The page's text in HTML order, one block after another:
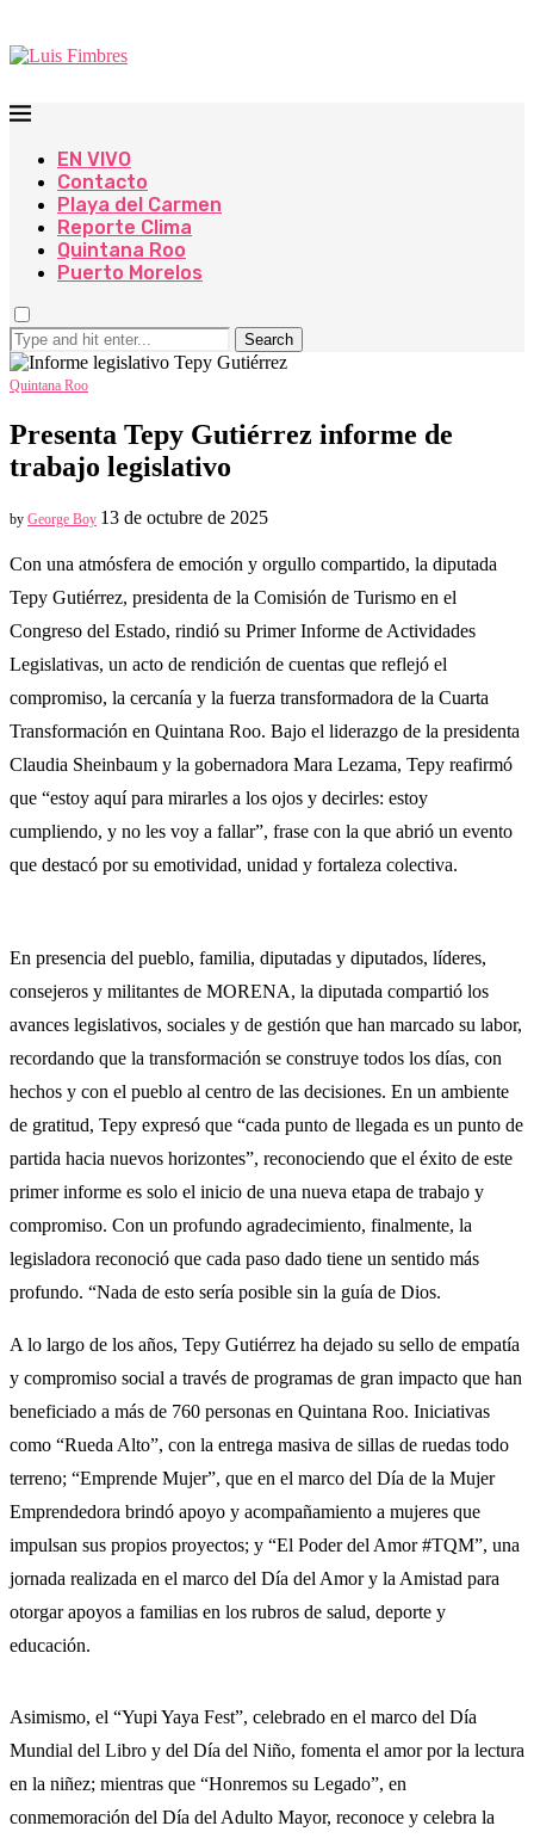
EN VIVO
Contacto
Playa del Carmen
Reporte Clima
Quintana Roo
Puerto Morelos
Search
Quintana Roo
Presenta Tepy Gutiérrez informe de
trabajo legislativo
by George Boy 13 de octubre de 2025
Con una atmósfera de emoción y orgullo compartido, la diputada
Tepy Gutiérrez, presidenta de la Comisión de Turismo en el
Congreso del Estado, rindió su Primer Informe de Actividades
Legislativas, un acto de rendición de cuentas que reflejó el
compromiso, la cercanía y la fuerza transformadora de la Cuarta
Transformación en Quintana Roo. Bajo el liderazgo de la presidenta
Claudia Sheinbaum y la gobernadora Mara Lezama, Tepy reafirmó
que “estoy aquí para mirarles a los ojos y decirles: estoy
cumpliendo, y no les voy a fallar”, frase con la que abrió un evento
que destacó por su emotividad, unidad y fortaleza colectiva.
En presencia del pueblo, familia, diputadas y diputados, líderes,
consejeros y militantes de MORENA, la diputada compartió los
avances legislativos, sociales y de gestión que han marcado su labor,
recordando que la transformación se construye todos los días, con
hechos y con el pueblo al centro de las decisiones. En un ambiente
de gratitud, Tepy expresó que “cada punto de llegada es un punto de
partida hacia nuevos horizontes”, reconociendo que el éxito de este
primer informe es solo el inicio de una nueva etapa de trabajo y
compromiso. Con un profundo agradecimiento, finalmente, la
legisladora reconoció que cada paso dado tiene un sentido más
profundo. “Nada de esto sería posible sin la guía de Dios.
A lo largo de los años, Tepy Gutiérrez ha dejado su sello de empatía
y compromiso social a través de programas de gran impacto que han
beneficiado a más de 760 personas en Quintana Roo. Iniciativas
como “Rueda Alto”, con la entrega masiva de sillas de ruedas todo
terreno; “Emprende Mujer”, que en el marco del Día de la Mujer
Emprendedora brindó apoyo y acompañamiento a mujeres que
impulsan sus propios proyectos; y “El Poder del Amor #TQM”, una
jornada realizada en el marco del Día del Amor y la Amistad para
otorgar apoyos a familias en los rubros de salud, deporte y
educación.
Asimismo, el “Yupi Yaya Fest”, celebrado en el marco del Día
Mundial del Libro y del Día del Niño, fomenta el amor por la lectura
en la niñez; mientras que “Honremos su Legado”, en
conmemoración del Día del Adulto Mayor, reconoce y celebra la